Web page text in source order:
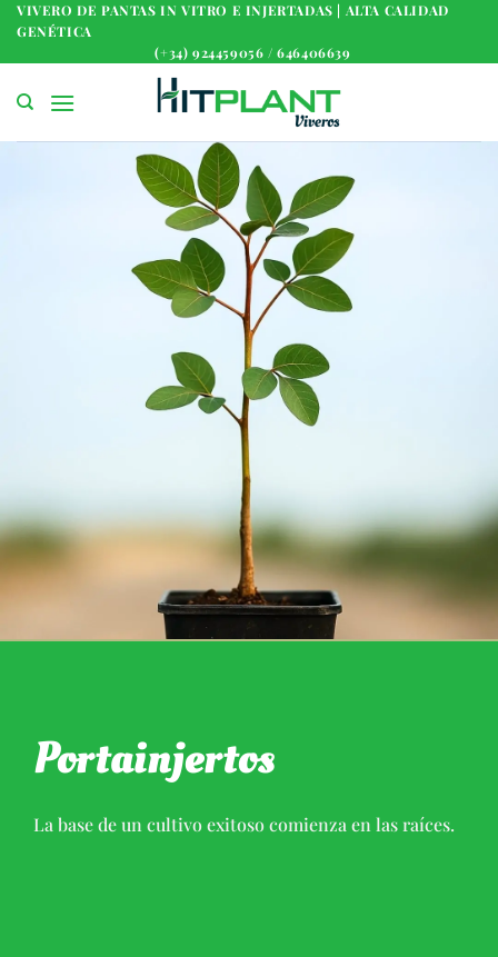
Saltar
contenido
VIVERO DE PANTAS IN VITRO E INJERTADAS | ALTA CALIDAD
GENÉTICA
(+34) 924459056 / 646406639
Portainjertos
La base de un cultivo exitoso comienza en las raíces.